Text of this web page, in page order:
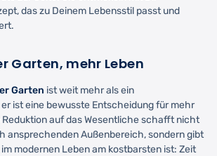
das zu Deinem Lebensstil passt und
Garten, mehr Leben
Garten ist weit mehr als ein
ist eine bewusste Entscheidung für mehr
auf das Wesentliche schafft nicht
ansprechenden Außenbereich, sondern gibt
modernen Leben am kostbarsten ist: Zeit